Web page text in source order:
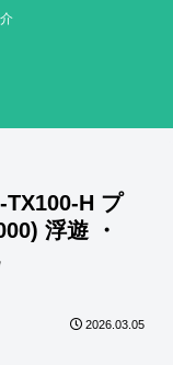
TX100-H プ
浮遊 ・
2026.03.05